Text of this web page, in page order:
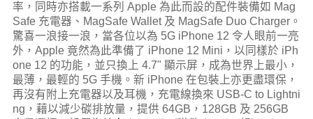
率，同時亦搭載一系列 Apple 為此而設的配件裝備如 Mag
Safe 充電器、MagSafe Wallet 及 MagSafe Duo Charger。
驚喜一浪接一浪，當各位以為 5G iPhone 12 令人眼前一亮
外，Apple 竟然為此準備了 iPhone 12 Mini，以同樣於 iPh
one 12 的功能，並只換上 4.7" 顯示屏，成為世界上最小，
最薄，最輕的 5G 手機。新 iPhone 在包裝上亦更盡環保，
再沒有附上充電器以及耳機，充電線換來 USB-C to Lightni
ng，藉以減少碳排放量，提供 64GB，128GB 及 256GB